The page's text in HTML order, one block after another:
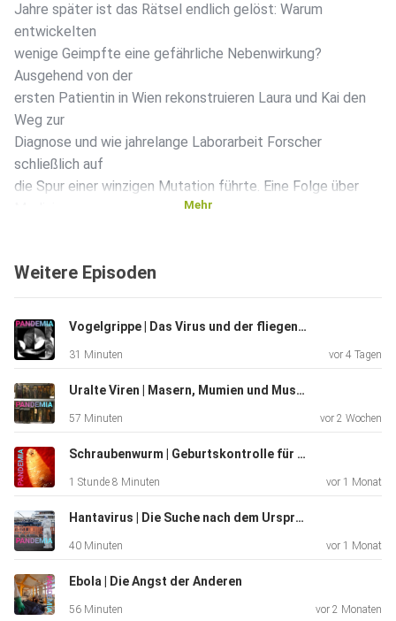
Jahre später ist das Rätsel endlich gelöst: Warum
entwickelten
wenige Geimpfte eine gefährliche Nebenwirkung?
Ausgehend von der
ersten Patientin in Wien rekonstruieren Laura und Kai den
Weg zur
Diagnose und wie jahrelange Laborarbeit Forscher
schließlich auf
die Spur einer winzigen Mutation führte. Eine Folge über
Adenovirus-Impfstoffe und Risikokommunikation
Eichinger, Andreas Greinacher, Florian Krammer und Philipp
Schmid.
Mehr
Weitere Episoden
Vogelgrippe | Das Virus und der fliegende Backstein
31 Minuten vor 4 Tagen
Uralte Viren | Masern, Mumien und Museen
57 Minuten vor 2 Wochen
Schraubenwurm | Geburtskontrolle für den Menschenfresser
1 Stunde 8 Minuten vor 1 Monat
Hantavirus | Die Suche nach dem Ursprung
40 Minuten vor 1 Monat
Ebola | Die Angst der Anderen
56 Minuten vor 2 Monaten